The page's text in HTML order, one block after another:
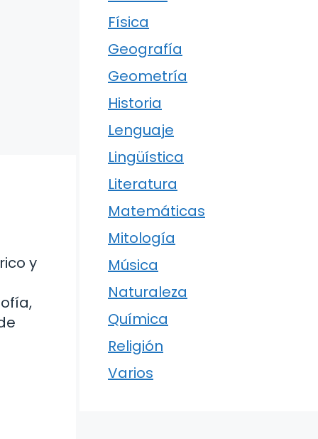
y
Física
Geografía
Geometría
Historia
Lenguaje
Lingüística
Literatura
Matemáticas
Mitología
Música
Naturaleza
Química
Religión
Varios